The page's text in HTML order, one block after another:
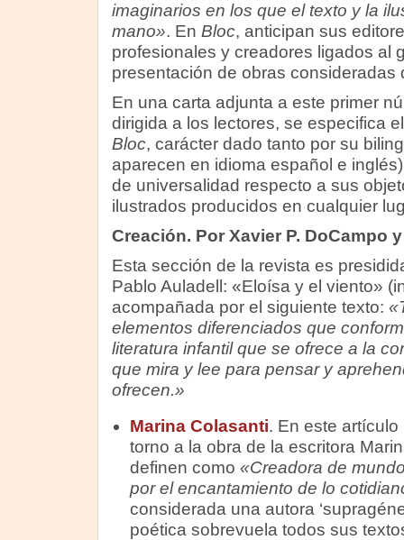
imaginarios en los que el texto y la
mano». En Bloc, anticipan sus
profesionales y creadores ligados al
presentación de obras consideradas
En una carta adjunta a este primer
dirigida a los lectores, se especifica
Bloc, carácter dado tanto por su
aparecen en idioma español e
de universalidad respecto a sus
ilustrados producidos en cualquier
Creación. Por Xavier P. DoCampo
Esta sección de la revista es
Pablo Auladell: «Eloísa y el viento»
acompañada por el siguiente texto:
elementos diferenciados que
literatura infantil que se ofrece a la
que mira y lee para pensar y
ofrecen.»
Marina Colasanti. En este
torno a la obra de la escritora
definen como «Creadora de
por el encantamiento de lo
considerada una autora
poética sobrevuela todos sus